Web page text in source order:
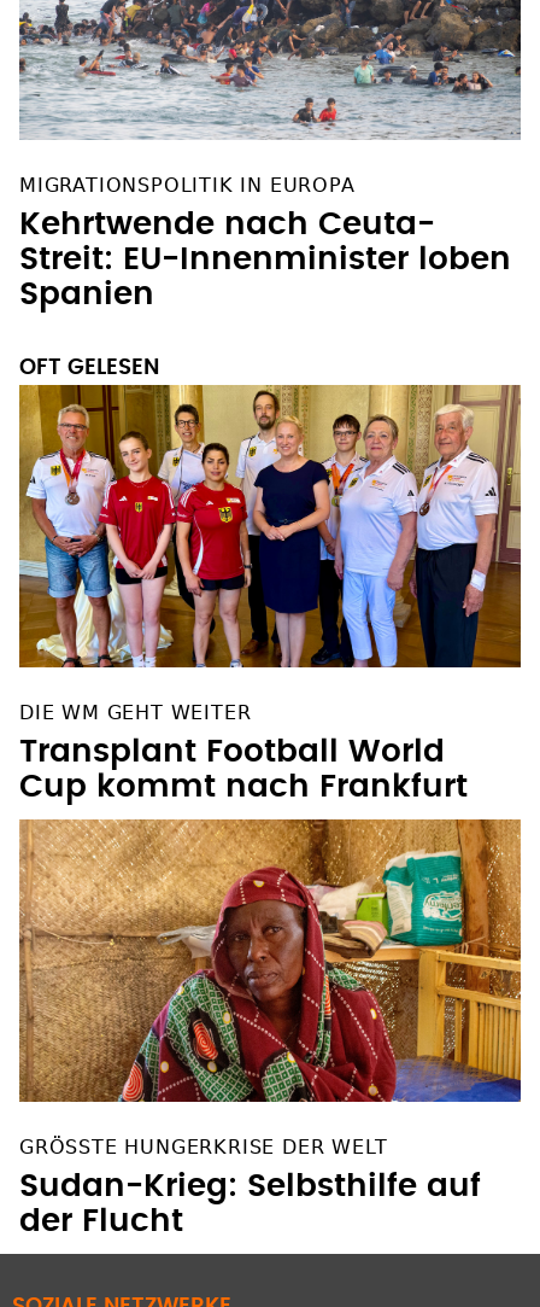
MIGRATIONSPOLITIK IN EUROPA
Kehrtwende nach Ceuta-
Streit: EU-Innenminister loben
Spanien
OFT GELESEN
DIE WM GEHT WEITER
Transplant Football World
Cup kommt nach Frankfurt
GRÖSSTE HUNGERKRISE DER WELT
Sudan-Krieg: Selbsthilfe auf
der Flucht